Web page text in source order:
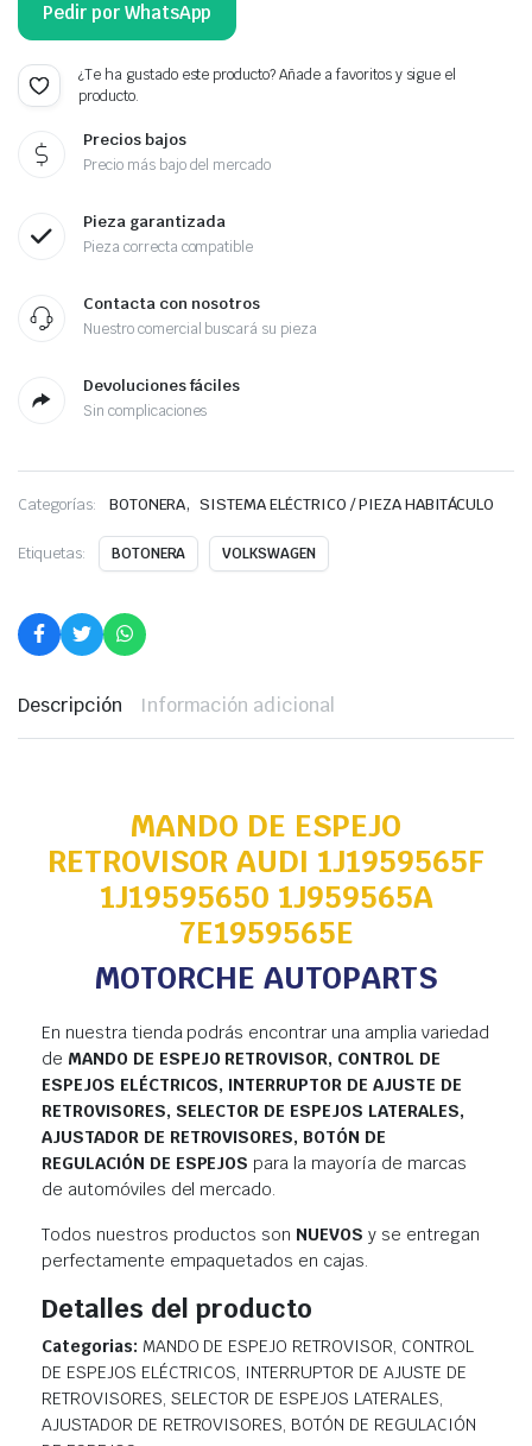
Pedir por WhatsApp
¿Te ha gustado este producto? Añade a favoritos y sigue el
producto.
Precios bajos
Precio más bajo del mercado
Pieza garantizada
Pieza correcta compatible
Contacta con nosotros
Nuestro comercial buscará su pieza
Devoluciones fáciles
Sin complicaciones
Categorías: BOTONERA, SISTEMA ELÉCTRICO / PIEZA HABITÁCULO
Etiquetas: BOTONERA VOLKSWAGEN
Descripción Información adicional
MANDO DE ESPEJO
RETROVISOR AUDI 1J1959565F
1J19595650 1J959565A
7E1959565E
MOTORCHE AUTOPARTS
En nuestra tienda podrás encontrar una amplia variedad
de MANDO DE ESPEJO RETROVISOR, CONTROL DE
ESPEJOS ELÉCTRICOS, INTERRUPTOR DE AJUSTE DE
RETROVISORES, SELECTOR DE ESPEJOS LATERALES,
AJUSTADOR DE RETROVISORES, BOTÓN DE
REGULACIÓN DE ESPEJOS para la mayoría de marcas
de automóviles del mercado.
Todos nuestros productos son NUEVOS y se entregan
perfectamente empaquetados en cajas.
Detalles del producto
Categorias: MANDO DE ESPEJO RETROVISOR, CONTROL
DE ESPEJOS ELÉCTRICOS, INTERRUPTOR DE AJUSTE DE
RETROVISORES, SELECTOR DE ESPEJOS LATERALES,
AJUSTADOR DE RETROVISORES, BOTÓN DE REGULACIÓN